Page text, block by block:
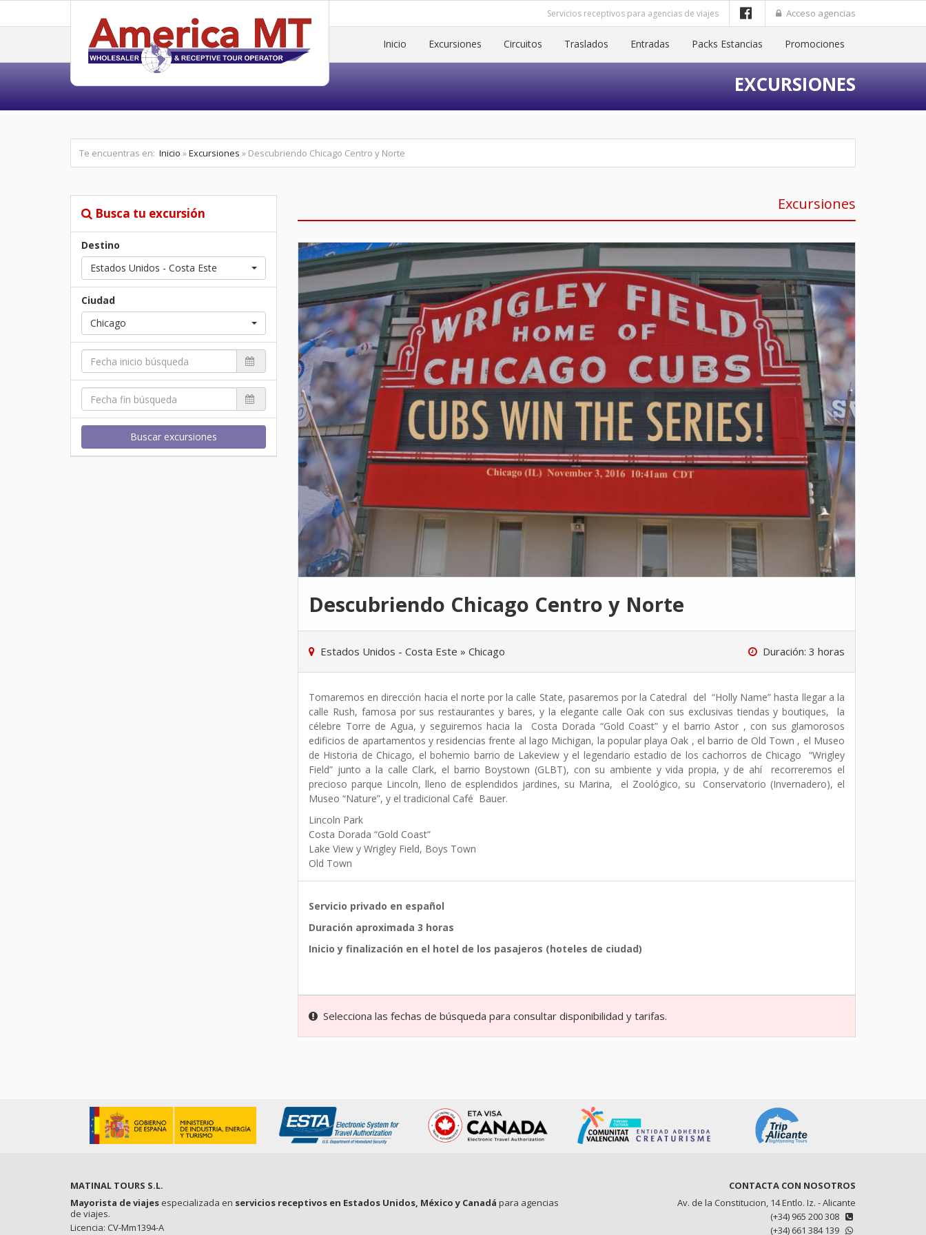
Acceso agencias
Servicios receptivos para agencias de viajes
Inicio Excursiones Circuitos Traslados Entradas Packs Estancias Promociones
EXCURSIONES
Te encuentras en: Inicio »Excursiones » Descubriendo Chicago Centro y Norte
Busca tu excursión
Destino
Estados Unidos - Costa Este
Ciudad
Chicago
Buscar excursiones
Excursiones
Descubriendo Chicago Centro y Norte
Estados Unidos - Costa Este » Chicago Duración: 3 horas
Tomaremos en dirección hacia el norte por la calle State, pasaremos por la Catedral del “Holly Name” hasta llegar a la
calle Rush, famosa por sus restaurantes y bares, y la elegante calle Oak con sus exclusivas tiendas y boutiques, la
célebre Torre de Agua, y seguiremos hacia la Costa Dorada “Gold Coast” y el barrio Astor , con sus glamorosos
edificios de apartamentos y residencias frente al lago Michigan, la popular playa Oak , el barrio de Old Town , el Museo
de Historia de Chicago, el bohemio barrio de Lakeview y el legendario estadio de los cachorros de Chicago “Wrigley
Field” junto a la calle Clark, el barrio Boystown (GLBT), con su ambiente y vida propia, y de ahí recorreremos el
precioso parque Lincoln, lleno de esplendidos jardines, su Marina, el Zoológico, su Conservatorio (Invernadero), el
Museo “Nature”, y el tradicional Café Bauer.
Lincoln Park
Costa Dorada “Gold Coast”
Lake View y Wrigley Field, Boys Town
Old Town
Servicio privado en español
Duración aproximada 3 horas
Inicio y finalización en el hotel de los pasajeros (hoteles de ciudad)
Selecciona las fechas de búsqueda para consultar disponibilidad y tarifas.
MATINAL TOURS S.L.
Mayorista de viajes especializada en servicios receptivos en Estados Unidos, México y Canadá para agencias
de viajes.
Licencia: CV-Mm1394-A
CONTACTA CON NOSOTROS
Av. de la Constitucion, 14 Entlo. Iz. - Alicante
(+34) 965 200 308
(+34) 661 384 139